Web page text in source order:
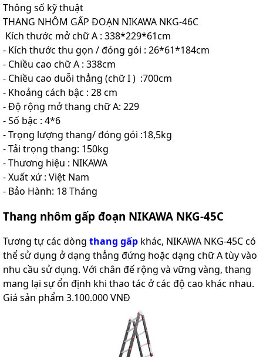
Thông số kỹ thuật
THANG NHÔM GẤP ĐOẠN NIKAWA NKG-46C
Kích thước mở chữ A : 338*229*61cm
- Kích thước thu gọn / đóng gói : 26*61*184cm
- Chiều cao chữ A : 338cm
- Chiều cao duỗi thẳng (chữ I ) :700cm
- Khoảng cách bậc : 28 cm
- Độ rộng mở thang chữ A: 229
- Số bậc : 4*6
- Trọng lượng thang/ đóng gói :18,5kg
- Tải trọng thang: 150kg
- Thương hiệu : NIKAWA
- Xuất xứ : Việt Nam
- Bảo Hành: 18 Tháng
Thang nhôm gấp đoạn NIKAWA NKG-45C
Tương tự các dòng thang gấp khác, NIKAWA NKG-45C có
thể sử dụng ở dạng thẳng đứng hoặc dạng chữ A tùy vào
nhu cầu sử dụng. Với chân đế rộng và vững vàng, thang
mang lại sự ổn định khi thao tác ở các độ cao khác nhau.
Giá sản phẩm 3.100.000 VNĐ